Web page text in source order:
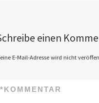
einen
E-Mail-Adresse wird nicht
KOMMENTAR
*